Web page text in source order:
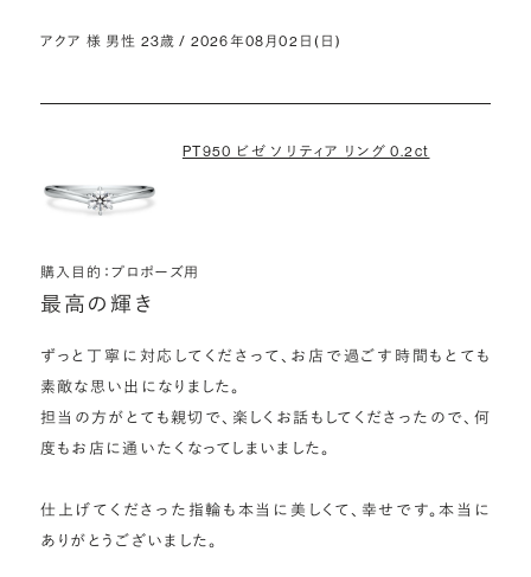
アクア 様 男性 23歳 / 2026年08月02日(日)
PT950 ビゼ ソリティア リング 0.2ct
購入目的：プロポーズ用
最高の輝き
ずっと丁寧に対応してくださって、お店で過ごす時間もとても
素敵な思い出になりました。
担当の方がとても親切で、楽しくお話もしてくださったので、何
度もお店に通いたくなってしまいました。
仕上げてくださった指輪も本当に美しくて、幸せです。本当に
ありがとうございました。